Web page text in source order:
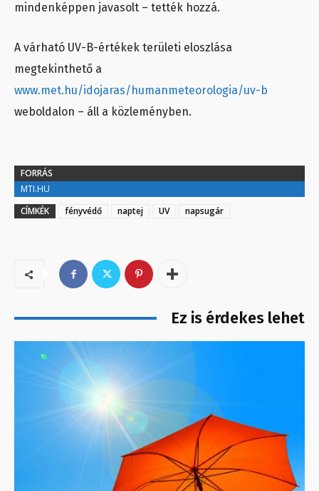
mindenképpen javasolt – tették hozzá.
A várható UV-B-értékek területi eloszlása
megtekinthető a
www.met.hu/idojaras/humanmeteorologia/uv-b
weboldalon – áll a közleményben.
FORRÁS
MTI.HU
CÍMKÉK
fényvédő naptej UV napsugár
Ez is érdekes lehet